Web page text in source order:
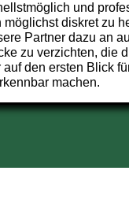
und
möglichst diskret zu
Partner dazu an
zu verzichten, die
auf den ersten Blick
machen.